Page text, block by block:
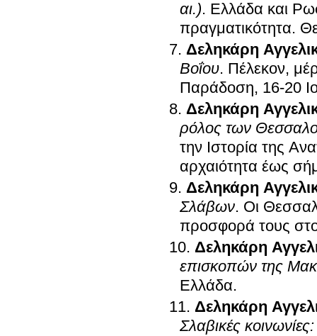
αι.). Ελλάδα και
πραγματικότητα.
Δεληκάρη
Βοΐου. Πέλεκον,
Παράδοση, 16-20
Δεληκάρη
ρόλος των
την Ιστορία της
αρχαιότητα έως
Δεληκάρη
Σλάβων. Οι
προσφορά τους
Δεληκάρη
επισκοπών της
Ελλάδα.
Δεληκάρη
Σλαβικές